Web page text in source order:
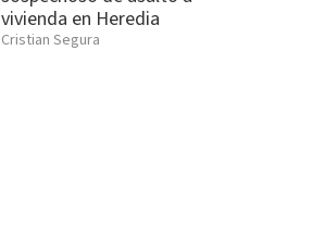
vivienda en Heredia
Cristian Segura